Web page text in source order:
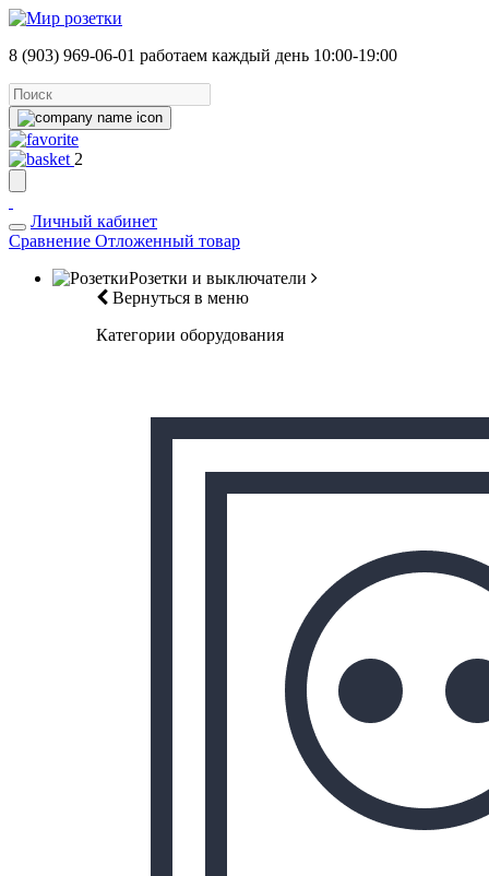
8 (903) 969-06-01 работаем каждый день 10:00-19:00
2
Личный кабинет
Сравнение Отложенный товар
Розетки и выключатели
Вернуться в меню
Категории оборудования